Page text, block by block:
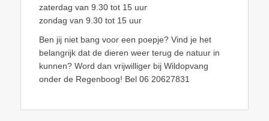
zaterdag van 9.30 tot 15 uur
zondag van 9.30 tot 15 uur
Ben jij niet bang voor een poepje? Vind je het
belangrijk dat de dieren weer terug de natuur in
kunnen? Word dan vrijwilliger bij Wildopvang
onder de Regenboog! Bel 06 20627831